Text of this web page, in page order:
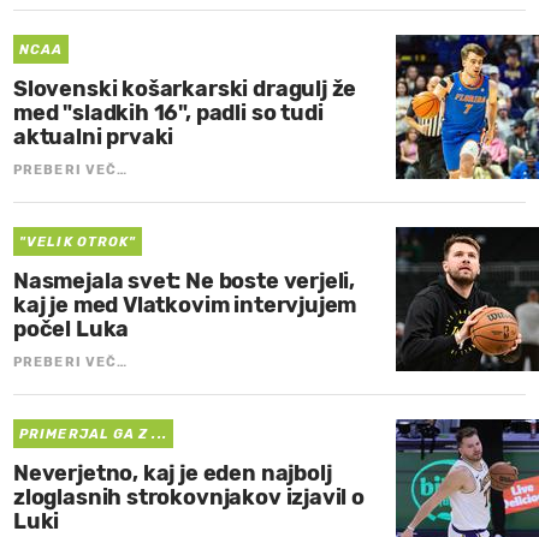
NCAA
Slovenski košarkarski dragulj že
med "sladkih 16", padli so tudi
aktualni prvaki
PREBERI VEČ…
"VELIK OTROK"
Nasmejala svet: Ne boste verjeli,
kaj je med Vlatkovim intervjujem
počel Luka
PREBERI VEČ…
PRIMERJAL GA Z ...
Neverjetno, kaj je eden najbolj
zloglasnih strokovnjakov izjavil o
Luki